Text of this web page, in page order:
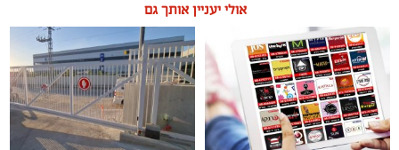
אולי יעניין אותך גם